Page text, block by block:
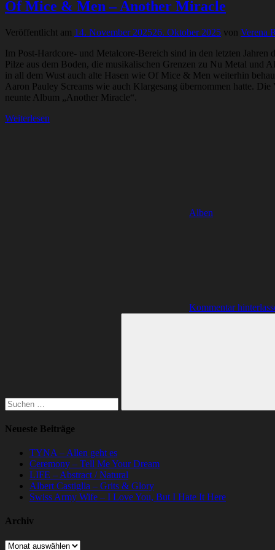
Of Mice & Men – Another Miracle
Veröffentlicht am 14. November 202526. Oktober 2025 von Verena
Im Post-Hardcore- und Metalcore-Bereich sind in den letzten
Pilze aus dem Boden, die musikalischen Grenzen zu Nu Metal und
in all dem Wust auch alte Hasen wie Of Mice & Men weiterhin
Aaron Pauley Screams wie auch Klargesang übernommen hatte.
neunte Album „Another Miracle“.
Weiterlesen
Alben
Kommentar
Suchen
Neueste Beiträge
TYNA – Allen geht es
Ceremony – Tell Me Your Dream
LIFE – Abstract / Natural
Albert Castiglia – Grits & Glory
Swiss Army Wife – I Love You, But I Hate It Here
Archiv
Archiv